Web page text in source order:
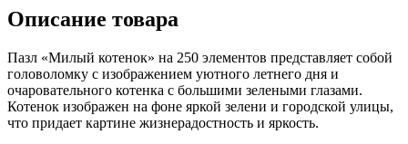
Описание товара
Пазл «Милый котенок» на 250 элементов представляет собой
головоломку с изображением уютного летнего дня и
очаровательного котенка с большими зелеными глазами.
Котенок изображен на фоне яркой зелени и городской улицы,
что придает картине жизнерадостность и яркость.